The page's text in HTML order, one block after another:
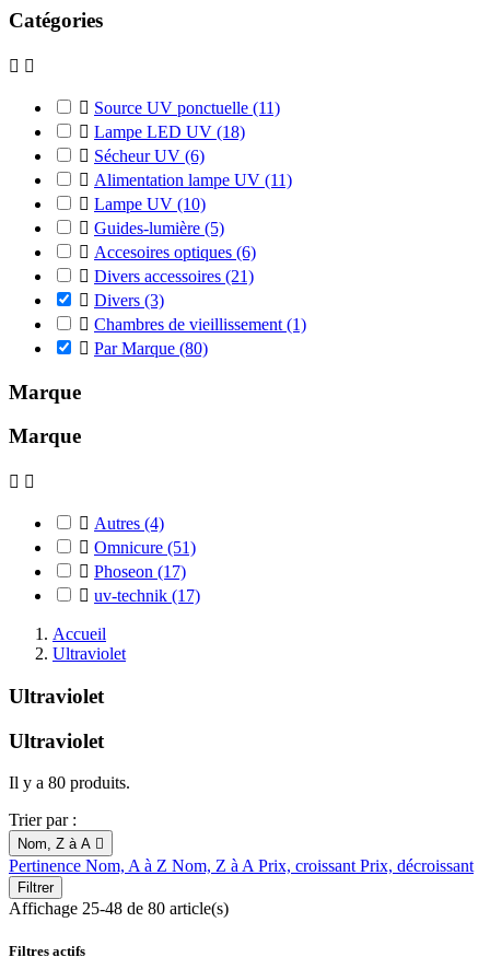
Catégories
 
 Source UV ponctuelle (11)
 Lampe LED UV (18)
 Sécheur UV (6)
 Alimentation lampe UV (11)
 Lampe UV (10)
 Guides-lumière (5)
 Accesoires optiques (6)
 Divers accessoires (21)
 Divers (3)
 Chambres de vieillissement (1)
 Par Marque (80)
Marque
Marque
 
 Autres (4)
 Omnicure (51)
 Phoseon (17)
 uv-technik (17)
Accueil
Ultraviolet
Ultraviolet
Ultraviolet
Il y a 80 produits.
Trier par :
Nom, Z à A 
Pertinence Nom, A à Z Nom, Z à A Prix, croissant Prix, décroissant
Filtrer
Affichage 25-48 de 80 article(s)
Filtres actifs